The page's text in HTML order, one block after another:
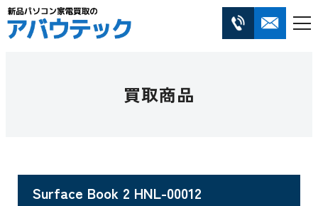
買取商品
Surface Book 2 HNL-00012